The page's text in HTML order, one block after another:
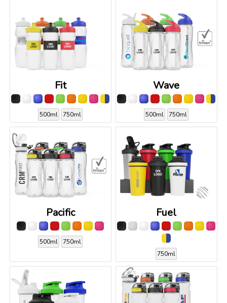
Fit
500ml 750ml
Wave
500ml 750ml
Pacific
500ml 750ml
Fuel
750ml